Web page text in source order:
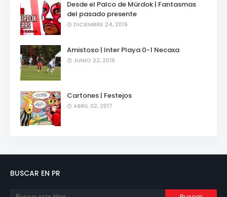
Desde el Palco de Mürdok | Fantasmas
del pasado presente
DICIEMBRE 24, 2019
Amistoso | Inter Playa 0-1 Necaxa
JUNIO 22, 2019
Cartones | Festejos
ABRIL 02, 2017
BUSCAR EN PR